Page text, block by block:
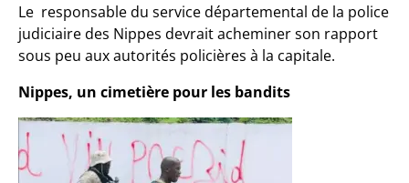
Le responsable du service départemental de la police
judiciaire des Nippes devrait acheminer son rapport
sous peu aux autorités policières à la capitale.
Nippes, un cimetière pour les bandits